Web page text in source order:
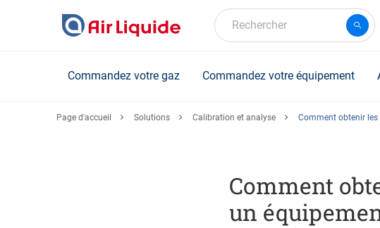
Rechercher
Commandez votre gaz Commandez votre équipement
Page d'accueil Solutions Calibration et analyse Comment obtenir
Comment
un